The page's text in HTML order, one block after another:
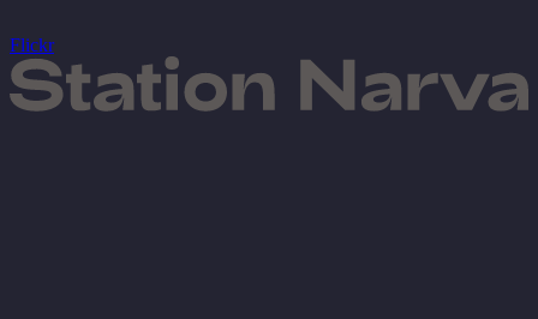
Flickr